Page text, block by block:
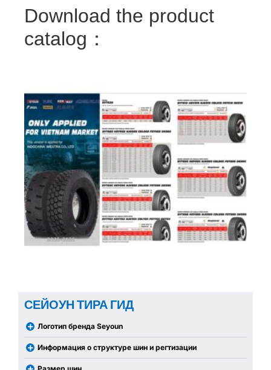
Download the product
catalog：
СЕЙОУН ТИРА ГИД
Логотип бренда Seyoun
Информация о структуре шин и регтизации